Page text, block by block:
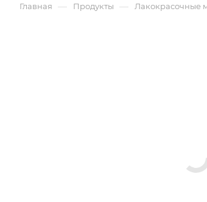
Главная — Продукты — Лакокрасочные